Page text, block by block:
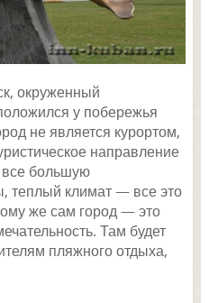
окруженный
у побережья
не является курортом,
направление
все большую
теплый климат — все это
же сам город — это
Там будет
пляжного отдыха,